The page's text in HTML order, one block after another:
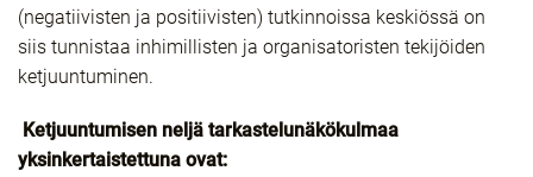
(negatiivisten ja positiivisten) tutkinnoissa keskiössä on
siis tunnistaa inhimillisten ja organisatoristen tekijöiden
ketjuuntuminen.
Ketjuuntumisen neljä tarkastelunäkökulmaa
yksinkertaistettuna ovat: